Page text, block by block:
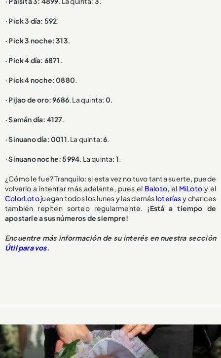
· Pick 3 día: 592.
· Pick 3 noche: 313.
· Pick 4 día: 6871.
· Pick 4 noche: 0880.
· Pijao de oro: 9686. La quinta: 0.
· Samán día: 4127.
· Sinuano día: 0011. La quinta:6.
· Sinuano noche: 5994. La quinta: 1.
¿Cómo le fue? Tranquilo: si esta vez no tuvo tanta suerte, puede
volverlo a intentar más adelante, pues el Baloto, el MiLoto y el
ColorLotojuegan todos los lunes y las demás loteríasy chances
también repiten sorteo regularmente. ¡Está a tiempo de
apostarle a sus números de siempre!
Encuentre más información de su interés en nuestra sección
Útil para vos.